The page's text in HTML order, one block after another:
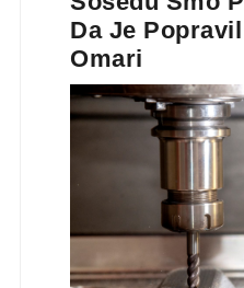
Da Je
Omari